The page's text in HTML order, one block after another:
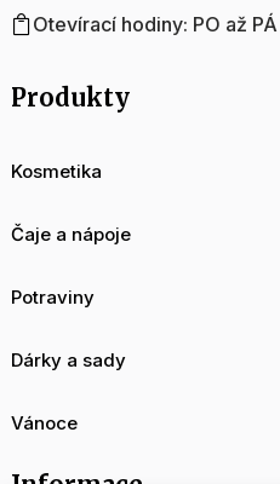
Otevírací hodiny: PO až
Produkty
Kosmetika
Čaje a nápoje
Potraviny
Dárky a sady
Vánoce